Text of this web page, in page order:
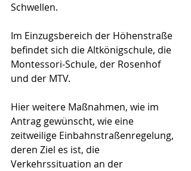
Schwellen.
Im Einzugsbereich der Höhenstraße
befindet sich die Altkönigschule, die
Montessori-Schule, der Rosenhof
und der MTV.
Hier weitere Maßnahmen, wie im
Antrag gewünscht, wie eine
zeitweilige Einbahnstraßenregelung,
deren Ziel es ist, die
Verkehrssituation an der